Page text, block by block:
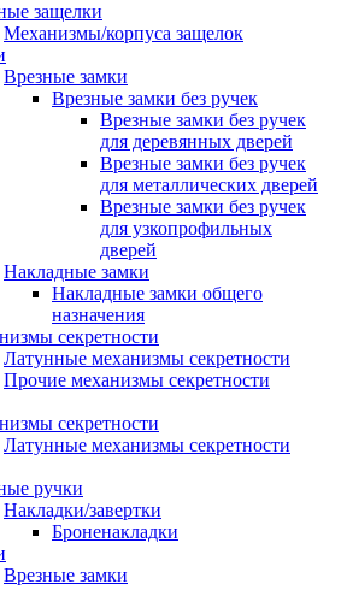
защелки
Механизмы/корпуса защелок
Врезные замки
Врезные замки без ручек
Врезные замки без ручек
для деревянных дверей
Врезные замки без ручек
для металлических дверей
Врезные замки без ручек
для узкопрофильных
дверей
Накладные замки
Накладные замки общего
назначения
секретности
Латунные механизмы секретности
Прочие механизмы секретности
секретности
Латунные механизмы секретности
ручки
Накладки/завертки
Броненакладки
Врезные замки